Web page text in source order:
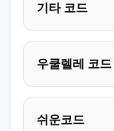
기타 코드
우쿨렐레 코드
쉬운코드